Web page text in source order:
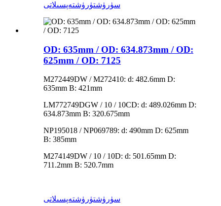
سۈرۈشتۈرۈشتەپسىلاتى
OD: 635mm / OD: 634.873mm / OD:
625mm / OD: 7125
M272449DW / M272410: d: 482.6mm D:
635mm B: 421mm
LM772749DGW / 10 / 10CD: d: 489.026mm D:
634.873mm B: 320.675mm
NP195018 / NP069789: d: 490mm D: 625mm
B: 385mm
M274149DW / 10 / 10D: d: 501.65mm D:
711.2mm B: 520.7mm
سۈرۈشتۈرۈشتەپسىلاتى